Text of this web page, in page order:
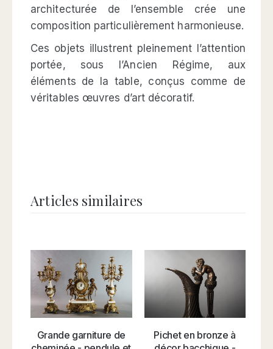
architecturée de l’ensemble crée une
composition particulièrement harmonieuse.
Ces objets illustrent pleinement l’attention
portée, sous l’Ancien Régime, aux
éléments de la table, conçus comme de
véritables œuvres d’art décoratif.
Articles similaires
Grande garniture de
Pichet en bronze à